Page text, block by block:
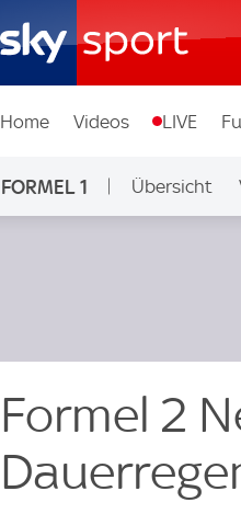
Home Videos LIVE
FORMEL 1 Übersicht
Formel 2